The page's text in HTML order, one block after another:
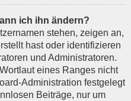
ich ihn ändern?
stehen, zeigen an,
hast oder identifizieren
und Administratoren.
eines Ranges nicht
Administration festgelegt
Beiträge, nur um